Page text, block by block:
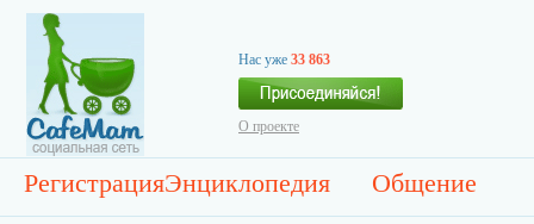
Нас уже 33 863
О проекте
РегистрацияЭнциклопедия Общение